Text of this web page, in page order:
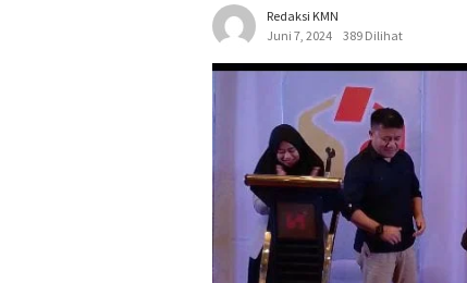
Redaksi KMN
Juni 7, 2024
389 Dilihat